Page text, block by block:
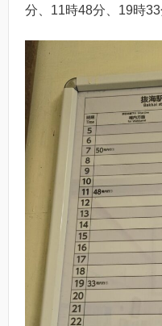
分、11時48分、19時